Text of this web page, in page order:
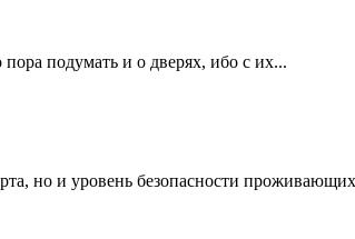
подумать и о дверях, ибо с их...
но и уровень безопасности